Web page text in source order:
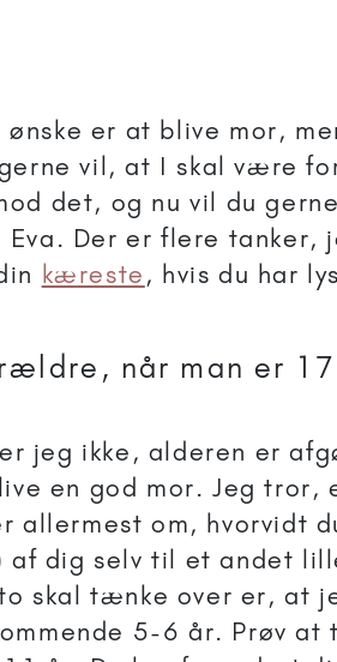
er at blive mor,
vil, at I skal være
det, og nu vil du
Der er flere tanker,
kæreste, hvis du har
når man er
jeg ikke, alderen er
en god mor. Jeg tror,
allermest om, hvorvidt
dig selv til et andet
skal tænke over er, at
5-6 år. Prøv